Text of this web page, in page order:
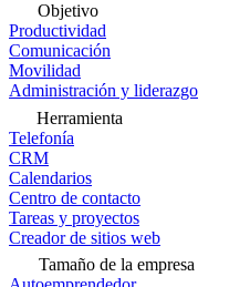
Objetivo
Productividad
Comunicación
Movilidad
Administración y liderazgo
Herramienta
Telefonía
CRM
Calendarios
Centro de contacto
Tareas y proyectos
Creador de sitios web
Tamaño de la empresa